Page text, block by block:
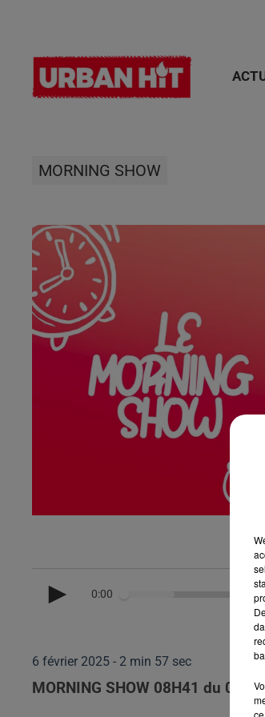
MORNING SHOW
0:00
6 février 2025 - 2 min 57 sec
MORNING SHOW 08H41 du